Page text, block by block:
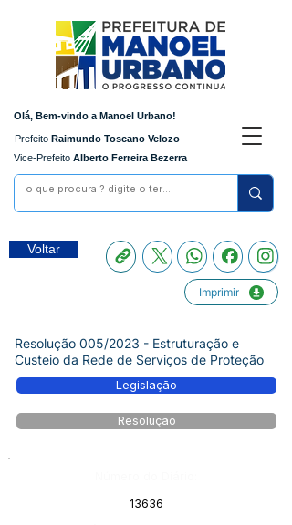
Olá, Bem-vindo a Manoel Urbano!
Prefeito Raimundo Toscano Velozo
Vice-Prefeito Alberto Ferreira Bezerra
Voltar
Imprimir
Resolução 005/2023 - Estruturação e
Custeio da Rede de Serviços de Proteção
Legislação
Resolução
13636